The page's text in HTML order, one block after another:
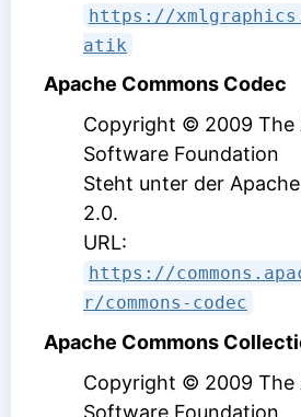
https://
atik
Apache Commons Codec
Copyright © 2009 The
Software Foundation
Steht unter der
2.0.
URL:
https://
r/commons-codec
Apache Commons
Copyright © 2009 The
Software Foundation